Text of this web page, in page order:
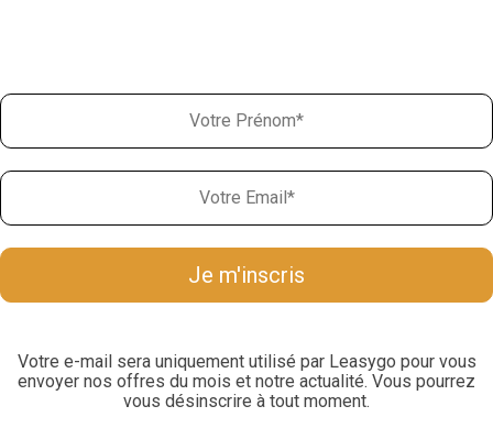
Votre e-mail sera uniquement utilisé par Leasygo pour vous
envoyer nos offres du mois et notre actualité. Vous pourrez
vous désinscrire à tout moment.